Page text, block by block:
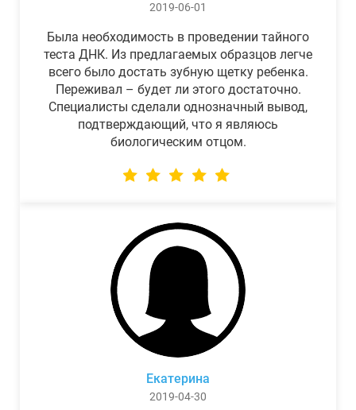
2019-06-01
Была необходимость в проведении тайного
теста ДНК. Из предлагаемых образцов легче
всего было достать зубную щетку ребенка.
Переживал – будет ли этого достаточно.
Специалисты сделали однозначный вывод,
подтверждающий, что я являюсь
биологическим отцом.
Екатерина
2019-04-30